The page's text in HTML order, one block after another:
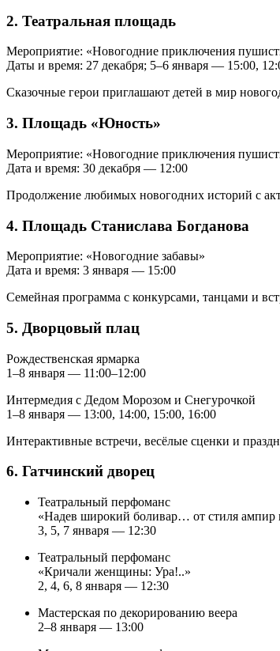
2. Театральная площадь
Мероприятие: «Новогодние приключения
Даты и время: 27 декабря; 5–6 января — 15:00,
Сказочные герои приглашают детей в мир
3. Площадь «Юность»
Мероприятие: «Новогодние приключения
Дата и время: 30 декабря — 12:00
Продолжение любимых новогодних историй с
4. Площадь Станислава Богданова
Мероприятие: «Новогодние забавы»
Дата и время: 3 января — 15:00
Семейная программа с конкурсами, танцами и
5. Дворцовый плац
Рождественская ярмарка
1–8 января — 11:00–12:00
Интермедия с Дедом Морозом и Снегурочкой
1–8 января — 13:00, 14:00, 15:00, 16:00
Интерактивные встречи, весёлые сценки и
6. Гатчинский дворец
Театральный перфоманс
«Надев широкий боливар… от стиля
3, 5, 7 января — 12:30
Театральный перфоманс
«Кричали женщины: Ура!..»
2, 4, 6, 8 января — 12:30
Мастерская по декорированию веера
2–8 января — 13:00